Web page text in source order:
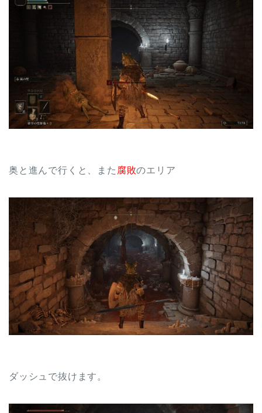
奥と進んで行くと、また 腐敗のエリア
ダッシュで抜けます。